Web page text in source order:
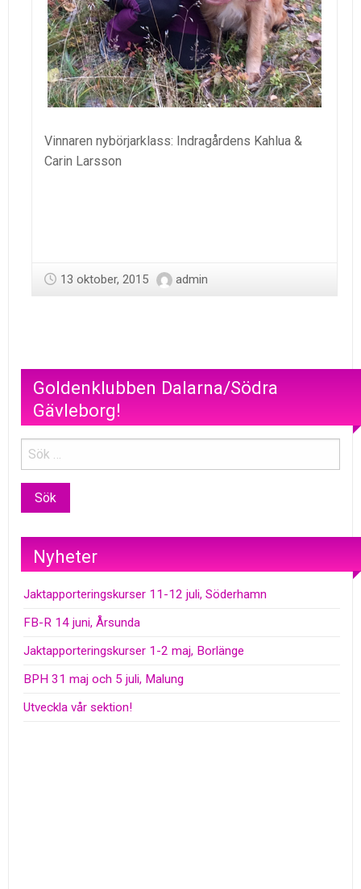
Vinnaren nybörjarklass: Indragårdens Kahlua &
Carin Larsson
13 oktober, 2015 admin
Goldenklubben Dalarna/Södra
Gävleborg!
Nyheter
Jaktapporteringskurser 11-12 juli, Söderhamn
FB-R 14 juni, Årsunda
Jaktapporteringskurser 1-2 maj, Borlänge
BPH 31 maj och 5 juli, Malung
Utveckla vår sektion!